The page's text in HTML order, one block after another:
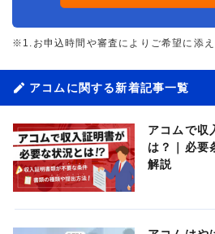
※1.お申込時間や審査によりご希望に添え
アコムに関する新着記事一覧
アコムで収
は？｜必要
解説